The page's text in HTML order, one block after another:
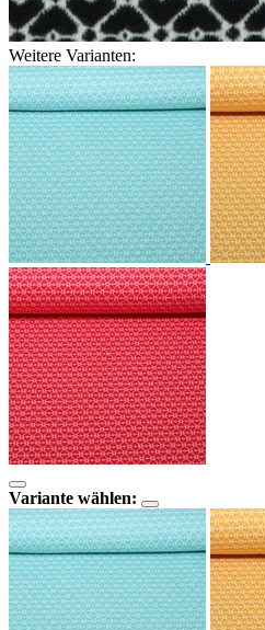
Weitere Varianten:
Variante wählen: